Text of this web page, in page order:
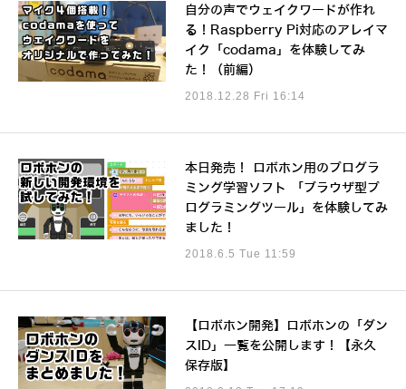
自分の声でウェイクワードが作れ
る！Raspberry Pi対応のアレイマ
イク「codama」を体験してみ
た！（前編）
2018.12.28 Fri 16:14
本日発売！ ロボホン用のプログラ
ミング学習ソフト 「ブラウザ型プ
ログラミングツール」を体験してみ
ました！
2018.6.5 Tue 11:59
【ロボホン開発】ロボホンの「ダン
スID」一覧を公開します！【永久
保存版】